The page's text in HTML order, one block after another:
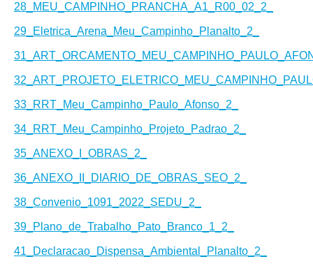
28_MEU_CAMPINHO_PRANCHA_A1_R00_02_2_
29_Eletrica_Arena_Meu_Campinho_Planalto_2_
33_RRT_Meu_Campinho_Paulo_Afonso_2_
34_RRT_Meu_Campinho_Projeto_Padrao_2_
35_ANEXO_I_OBRAS_2_
36_ANEXO_II_DIARIO_DE_OBRAS_SEO_2_
38_Convenio_1091_2022_SEDU_2_
39_Plano_de_Trabalho_Pato_Branco_1_2_
41_Declaracao_Dispensa_Ambiental_Planalto_2_